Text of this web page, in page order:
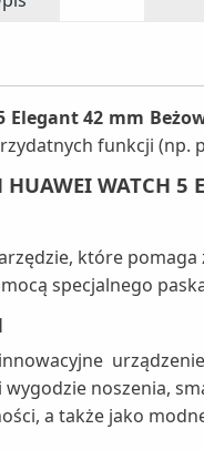
Elegant 42 mm
funkcji (np.
HUAWEI WATCH 5
które
specjalnego
noszenia,
a także jako